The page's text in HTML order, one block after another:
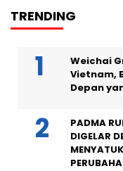
TRENDING
Weichai
Vietnam,
Depan
PADMA
DIGELAR